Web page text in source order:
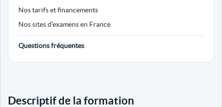
Nos tarifs et financements
Nos sites d’examens en France
Questions fréquentes
Descriptif de la formation